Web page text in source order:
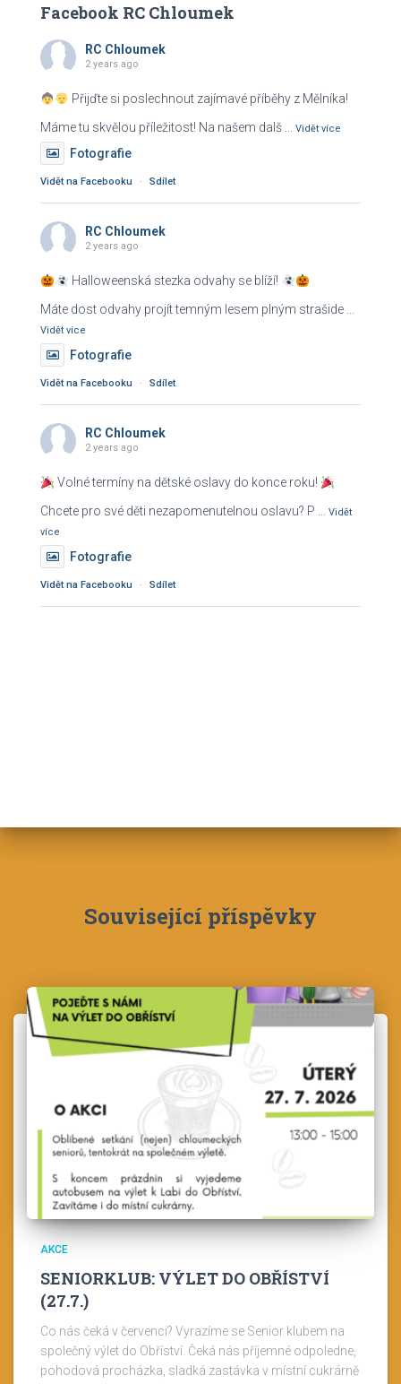
l
d
á
v
n
Facebook RC Chloumek
RC Chloumek
2 years ago
Přijďte si poslechnout zajímavé příběhy z Mělníka!
Máme tu skvělou příležitost! Na našem dalš ... Vidět více
Fotografie
Vidět na Facebooku · Sdílet
RC Chloumek
2 years ago
Halloweenská stezka odvahy se blíží!
Máte dost odvahy projít temným lesem plným strašide ...
Vidět více
Fotografie
Vidět na Facebooku · Sdílet
RC Chloumek
2 years ago
Volné termíny na dětské oslavy do konce roku!
Chcete pro své děti nezapomenutelnou oslavu? P ... Vidět
více
Fotografie
Vidět na Facebooku · Sdílet
Související příspěvky
AKCE
SENIORKLUB: VÝLET DO OBŘÍSTVÍ
(27.7.)
Co nás čeká v červenci? Vyrazíme se Senior klubem na
společný výlet do Obříství. Čeká nás příjemné odpoledne,
pohodová procházka, sladká zastávka v místní cukrárně